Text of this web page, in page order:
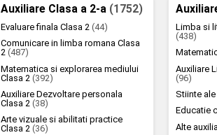
Auxiliare Clasa a 2-a (1752)
Evaluare finala Clasa 2(44)
Comunicare in limba romana Clasa
2(487)
Matematica si explorarea mediului
Clasa 2(392)
Auxiliare Dezvoltare personala
Clasa 2(38)
Arte vizuale si abilitati practice
Clasa 2(36)
Limba si
(438)
Auxiliare
(96)
Stiinte
Educatie
Alte